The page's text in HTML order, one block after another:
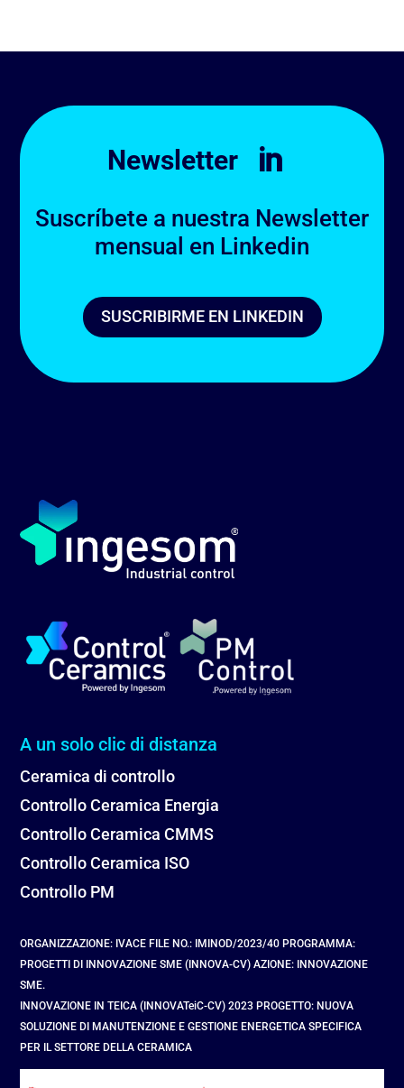

Newsletter
Suscríbete a nuestra Newsletter
mensual en Linkedin
SUSCRIBIRME EN LINKEDIN
A un solo clic di distanza
Ceramica di controllo
Controllo Ceramica Energia
Controllo Ceramica CMMS
Controllo Ceramica ISO
Controllo PM
ORGANIZZAZIONE: IVACE FILE NO.: IMINOD/2023/40 PROGRAMMA:
PROGETTI DI INNOVAZIONE SME (INNOVA-CV) AZIONE: INNOVAZIONE
SME.
INNOVAZIONE IN TEICA (INNOVATeiC-CV) 2023 PROGETTO: NUOVA
SOLUZIONE DI MANUTENZIONE E GESTIONE ENERGETICA SPECIFICA
PER IL SETTORE DELLA CERAMICA